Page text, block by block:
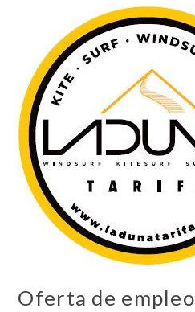
Oferta de empleo